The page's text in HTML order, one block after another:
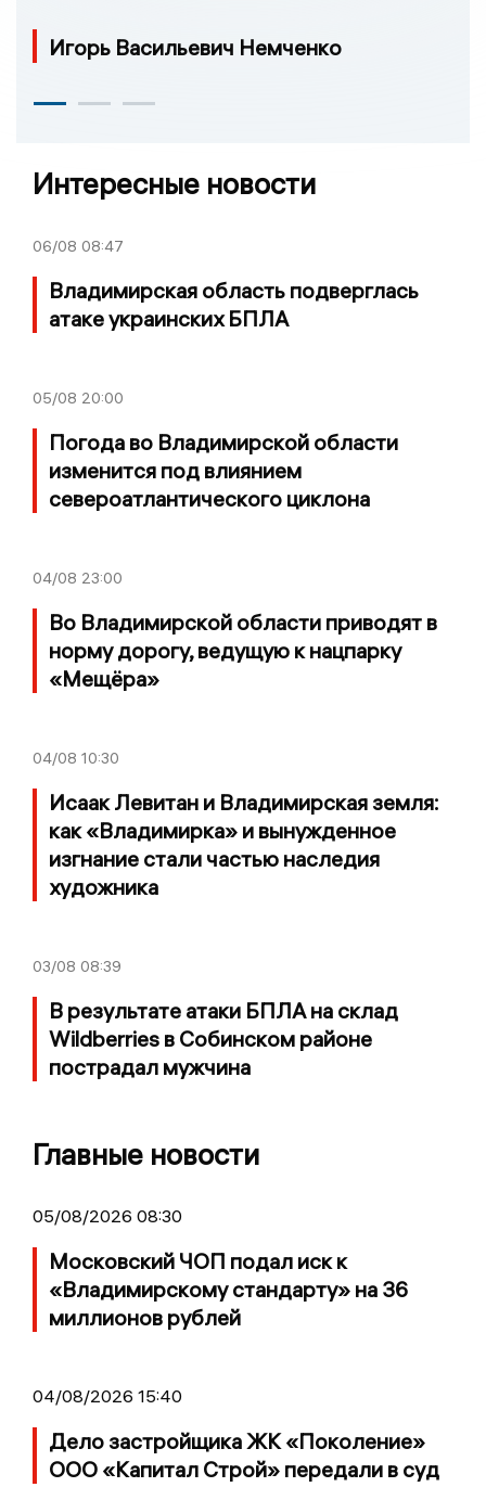
Игорь Васильевич Немченко
Интересные новости
06/08 08:47
Владимирская область подверглась
атаке украинских БПЛА
05/08 20:00
Погода во Владимирской области
изменится под влиянием
североатлантического циклона
04/08 23:00
Во Владимирской области приводят в
норму дорогу, ведущую к нацпарку
«Мещёра»
04/08 10:30
Исаак Левитан и Владимирская земля:
как «Владимирка» и вынужденное
изгнание стали частью наследия
художника
03/08 08:39
В результате атаки БПЛА на склад
Wildberries в Собинском районе
пострадал мужчина
Главные новости
05/08/2026 08:30
Московский ЧОП подал иск к
«Владимирскому стандарту» на 36
миллионов рублей
04/08/2026 15:40
Дело застройщика ЖК «Поколение»
ООО «Капитал Строй» передали в суд